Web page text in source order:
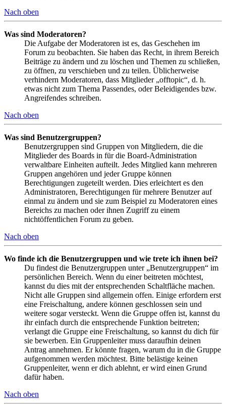
Nach oben
Was sind Moderatoren?
Die Aufgabe der Moderatoren ist es, das Geschehen im
Forum zu beobachten. Sie haben das Recht, in ihrem Bereich
Beiträge zu ändern und zu löschen und Themen zu schließen,
zu öffnen, zu verschieben und zu teilen. Üblicherweise
verhindern Moderatoren, dass Mitglieder „offtopic“, d. h.
etwas nicht zum Thema Passendes, oder Beleidigendes bzw.
Angreifendes schreiben.
Nach oben
Was sind Benutzergruppen?
Benutzergruppen sind Gruppen von Mitgliedern, die die
Mitglieder des Boards in für die Board-Administration
verwaltbare Einheiten aufteilt. Jedes Mitglied kann mehreren
Gruppen angehören und jeder Gruppe können
Berechtigungen zugeteilt werden. Dies erleichtert es den
Administratoren, Berechtigungen für mehrere Benutzer auf
einmal zu ändern und sie zum Beispiel zu Moderatoren eines
Bereichs zu machen oder ihnen Zugriff zu einem
nichtöffentlichen Forum zu geben.
Nach oben
Wo finde ich die Benutzergruppen und wie trete ich ihnen bei?
Du findest die Benutzergruppen unter „Benutzergruppen“ im
persönlichen Bereich. Wenn du einer beitreten möchtest,
kannst du dies mit der entsprechenden Schaltfläche machen.
Nicht alle Gruppen sind allgemein offen. Einige erfordern erst
eine Freischaltung, andere können geschlossen sein und
weitere sogar versteckt. Wenn die Gruppe offen ist, kannst du
ihr einfach durch die entsprechende Funktion beitreten;
verlangt die Gruppe eine Freischaltung, so kannst du dich für
sie bewerben. Ein Gruppenleiter muss daraufhin deinen
Antrag annehmen. Er könnte fragen, warum du in die Gruppe
aufgenommen werden möchtest. Bitte belästige keinen
Gruppenleiter, wenn er dich ablehnt, er wird einen Grund
dafür haben.
Nach oben